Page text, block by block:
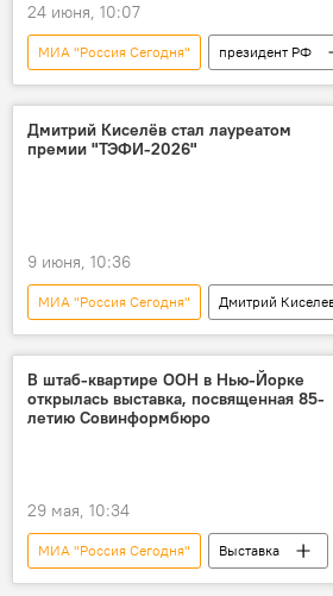
24 июня, 10:07
МИА "Россия Сегодня"
президент РФ
Владимир Путин
Совинформбюро
Общество
Дмитрий Киселёв стал лауреатом
премии "ТЭФИ-2026"
9 июня, 10:36
МИА "Россия Сегодня"
Дмитрий
премия
Москва
В штаб-квартире ООН в Нью-Йорке
открылась выставка, посвященная 85-
летию Совинформбюро
29 мая, 10:34
МИА "Россия Сегодня" Выставка
Нью-Йорк
фотовыставка